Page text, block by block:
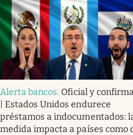
Alerta bancos. Oficial y
| Estados Unidos endurece
préstamos a indocumentados:
medida impacta a países como